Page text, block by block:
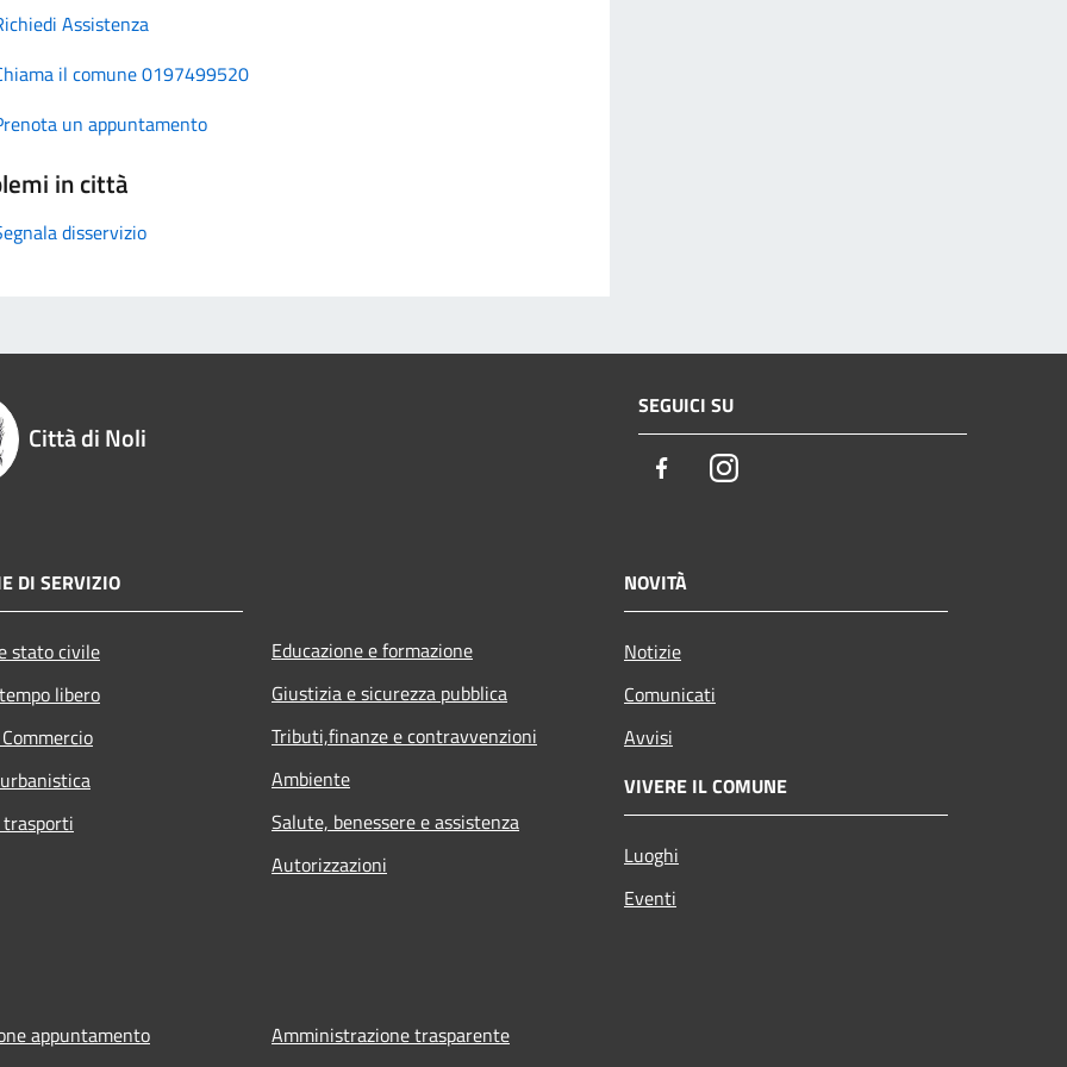
Assistenza
il comune 0197499520
un appuntamento
in città
disservizio
Città di Noli
SEGUICI SU
FacebookInstagram
DI SERVIZIO
stato civile
libero
Educazione e formazione
Giustizia e sicurezza pubblica
Tributi,finanze e contravvenzioni
Ambiente
Salute, benessere e assistenza
Autorizzazioni
NOVITÀ
Notizie
Comunicati
Avvisi
VIVERE IL COMUNE
Luoghi
Eventi
appuntamento
Amministrazione trasparente